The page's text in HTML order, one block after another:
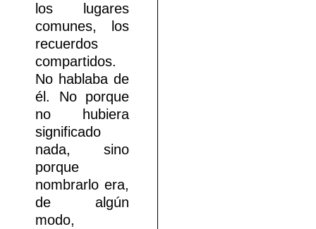
los lugares
comunes, los
recuerdos
compartidos.
No hablaba de
él. No porque
no hubiera
significado
nada, sino
porque
nombrarlo era,
de algún
modo,